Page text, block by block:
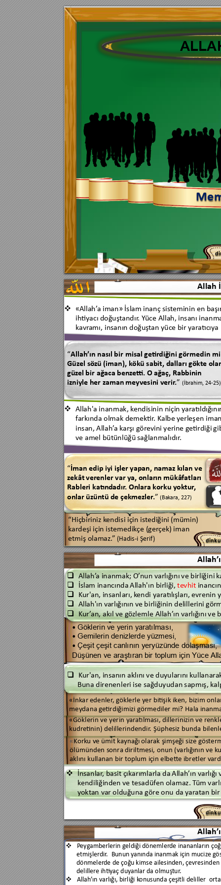
Me
di
Allah
dinku
 «Allah’a iman» İslam inanç sisteminin en
ihtiyacı doğuştandır. Yüce Allah, insanı
kavramı, insanın doğuştan yüce bir yar
“Allah’ın nasıl bir misal getirdiğini görmedin
Güzel sözü (iman), kökü sabit, dalları gökte
güzel bir ağaca benzetti. O ağaç, Rabbinin
izniyle her zaman meyvesini verir.” (İbrahim, 24-25)
“İman edip iyi işler yapan, namaz kılan ve
zekât verenler var ya, onların mükâfatları
Rableri katındadır. Onlara korku yoktur,
onlar üzüntü de çekmezler.” (Bakara, 227)
“Hiçbiriniz kendisi için istediğini (mümin)
kardeşi için istemedikçe (gerçek) iman
etmiş olamaz.” (Hadis-i Şerif)
 Allah'a inanmak, kendisinin niçin yar
farkında olmak demektir. Kalbe yerleşen i
insan, Allah’a karşı görevini yerine getirdiği
ve amel bütünlüğü sağlanmalıdır.
Allah’
dinku
 Allah’a inanmak; O’nun varlığını ve birliğini
 İslam inancında Allah'ın birliği, tevhit
 Kur'an, insanl arı, kendi yaratılışları, evrenin
 Allah'ın varlığının ve birliğinin delillerini gör
 Kur’an, akıl ve gözlemle Allah’ın varlığını ve
 İnsanlar, basit çıkarımlarla da Allah’ın v
kendiliğinden ve tesadüfen olamaz. Tüm
yoktan var olduğuna göre onu da yaratan bir
 Kur'an, insanın aklını ve duyularını kullanar
Buna direnenleri ise sağduyudan sapmış, k
«İnkar edenler, göklerle yer bitişik iken, bizim
meydana getirdiğimizi görmediler mi? Hala
«Göklerin ve yerin yaratılması, dillerinizin ve
kudretinin) delillerindendir. Şüphesiz bunda
« Korku ve ümit kaynağı olarak şimşeği size gös
ölümünden sonra diriltmesi, onun (varlığının ve k
aklını kullanan bir toplum için elbette ibretler v
• Göklerin ve yerin yaratılması,
• Gemilerin denizlerde yüzmesi,
• Çeşit çeşit canlının yeryüzünde dolaşması,
Düşünen ve araştıran bir toplum için Yüce
Allah’
 Peygamberlerin geldiği dönemlerde inananların
etmişlerdir. Bunun yanında inanmak için mucize g
dönmelerde de çoğu kimse ailesinden, çevresinden
delillere ihtiyaç duyanlar da olmuştur.
 Allah’ın varlığı, birliği konusunda çeşitli deliller